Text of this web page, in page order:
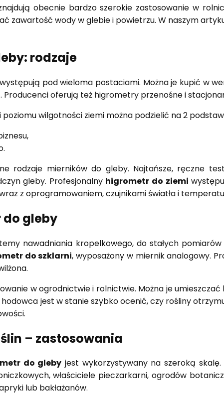
obecnie bardzo szerokie zastosowanie w
zawartość wody w glebie i powietrzu. W naszym
rodzaje
występują pod wieloma postaciami. Można je kupić w
Producenci oferują też higrometry przenośne i
wilgotności ziemi można podzielić na 2
rodzaje mierników do gleby. Najtańsze, ręczne
gleby. Profesjonalny higrometr do ziemi
z oprogramowaniem, czujnikami światła i
gleby
nawadniania kropelkowego, do stałych
do szklarni, wyposażony w miernik analogowy.
w ogrodnictwie i rolnictwie. Można je
jest w stanie szybko ocenić, czy rośliny
– zastosowania
do gleby jest wykorzystywany na szeroką
właściciele pieczarkarni, ogrodów
lub bakłażanów.